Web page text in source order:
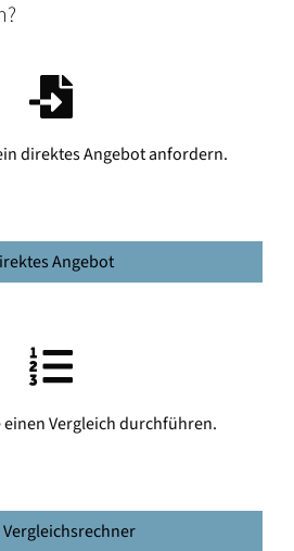
direktes Angebot anfordern.
Angebot
einen Vergleich durchführen.